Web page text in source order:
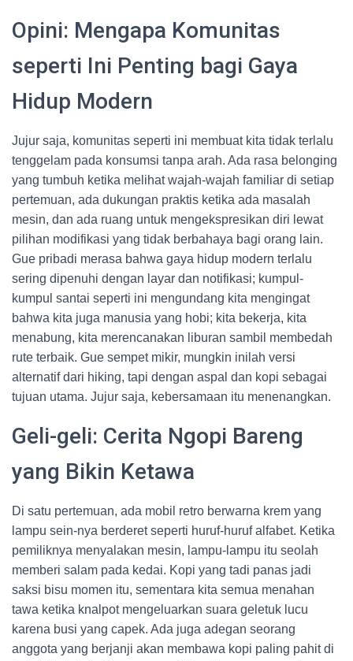
Opini: Mengapa Komunitas
seperti Ini Penting bagi Gaya
Hidup Modern
Jujur saja, komunitas seperti ini membuat kita tidak terlalu
tenggelam pada konsumsi tanpa arah. Ada rasa belonging
yang tumbuh ketika melihat wajah-wajah familiar di setiap
pertemuan, ada dukungan praktis ketika ada masalah
mesin, dan ada ruang untuk mengekspresikan diri lewat
pilihan modifikasi yang tidak berbahaya bagi orang lain.
Gue pribadi merasa bahwa gaya hidup modern terlalu
sering dipenuhi dengan layar dan notifikasi; kumpul-
kumpul santai seperti ini mengundang kita mengingat
bahwa kita juga manusia yang hobi; kita bekerja, kita
menabung, kita merencanakan liburan sambil membedah
rute terbaik. Gue sempet mikir, mungkin inilah versi
alternatif dari hiking, tapi dengan aspal dan kopi sebagai
tujuan utama. Jujur saja, kebersamaan itu menenangkan.
Geli-geli: Cerita Ngopi Bareng
yang Bikin Ketawa
Di satu pertemuan, ada mobil retro berwarna krem yang
lampu sein-nya berderet seperti huruf-huruf alfabet. Ketika
pemiliknya menyalakan mesin, lampu-lampu itu seolah
memberi salam pada kedai. Kopi yang tadi panas jadi
saksi bisu momen itu, sementara kita semua menahan
tawa ketika knalpot mengeluarkan suara geletuk lucu
karena busi yang capek. Ada juga adegan seorang
anggota yang berjanji akan membawa kopi paling pahit di